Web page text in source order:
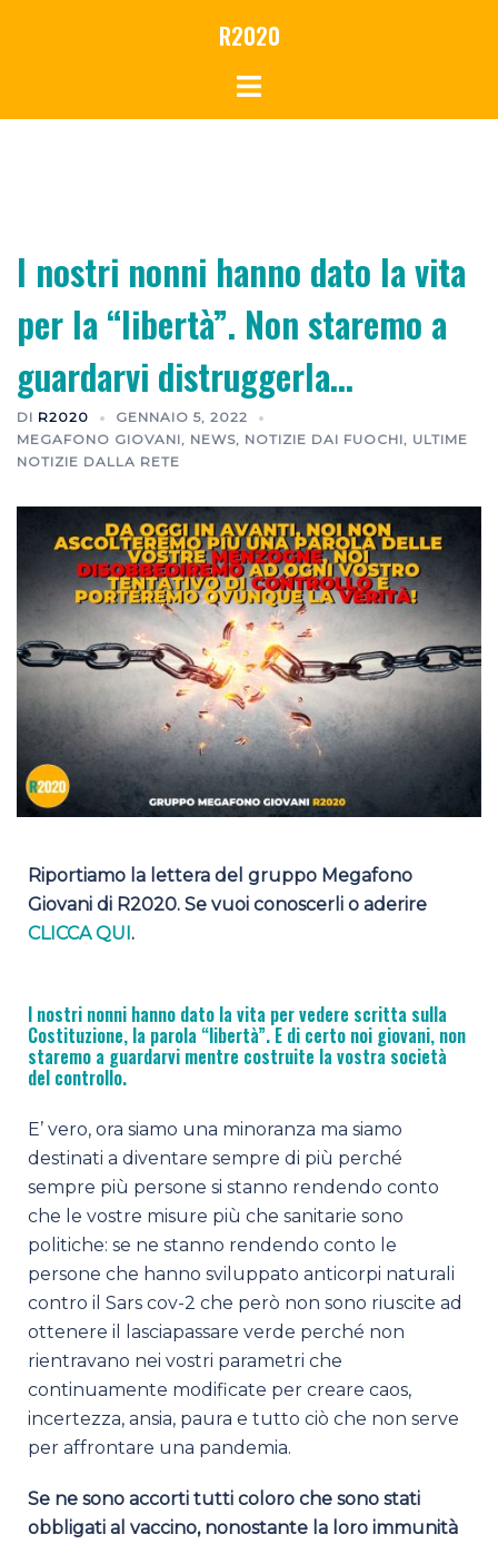
R2020
I nostri nonni hanno dato la vita
per la “libertà”. Non staremo a
guardarvi distruggerla…
DI R2020
GENNAIO 5, 2022
MEGAFONO GIOVANI, NEWS, NOTIZIE DAI FUOCHI, ULTIME
NOTIZIE DALLA RETE
Riportiamo la lettera del gruppo Megafono
Giovani di R2020. Se vuoi conoscerli o aderire
CLICCA QUI.
I nostri nonni hanno dato la vita per vedere scritta sulla
Costituzione, la parola “libertà”. E di certo noi giovani, non
staremo a guardarvi mentre costruite la vostra società
del controllo.
E’ vero, ora siamo una minoranza ma siamo
destinati a diventare sempre di più perché
sempre più persone si stanno rendendo conto
che le vostre misure più che sanitarie sono
politiche: se ne stanno rendendo conto le
persone che hanno sviluppato anticorpi naturali
contro il Sars cov-2 che però non sono riuscite ad
ottenere il lasciapassare verde perché non
rientravano nei vostri parametri che
continuamente modificate per creare caos,
incertezza, ansia, paura e tutto ciò che non serve
per affrontare una pandemia.
Se ne sono accorti tutti coloro che sono stati
obbligati al vaccino, nonostante la loro immunità